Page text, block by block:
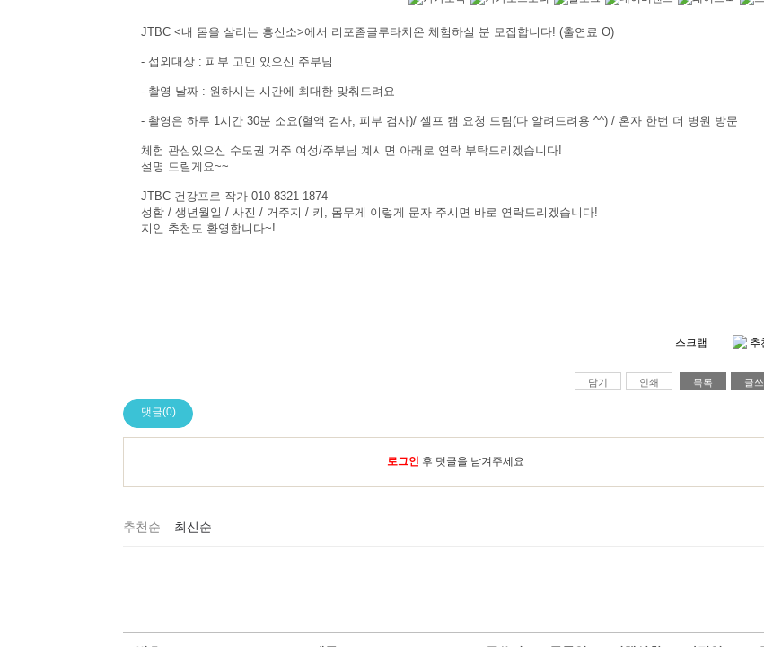
JTBC <내 몸을 살리는 흥신소>에서 리포좀글루타치온 체험하실 분 모집합니다! (출연료 O)
- 섭외대상 : 피부 고민 있으신 주부님
- 촬영 날짜 : 원하시는 시간에 최대한 맞춰드려요
- 촬영은 하루 1시간 30분 소요(혈액 검사, 피부 검사)/ 셀프 캠 요청 드림(다 알려드려용 ^^) / 혼자 한번 더 병원 방문
체험 관심있으신 수도권 거주 여성/주부님 계시면 아래로 연락 부탁드리겠습니다!
설명 드릴게요~~
JTBC 건강프로 작가 010-8321-1874
성함 / 생년월일 / 사진 / 거주지 / 키, 몸무게 이렇게 문자 주시면 바로 연락드리겠습니다!
지인 추천도 환영합니다~!
스크랩 추
담기 인쇄 목록 글
댓글(0)
로그인 후 덧글을 남겨주세요
추천순 최신순
직장여성 성장지원 프로젝트(~6.30) 3040 여성, 구직활동부터 취업,